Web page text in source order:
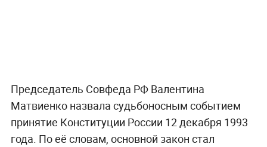
Председатель Совфеда РФ Валентина
Матвиенко назвала судьбоносным событием
принятие Конституции России 12 декабря 1993
года. По её словам, основной закон стал